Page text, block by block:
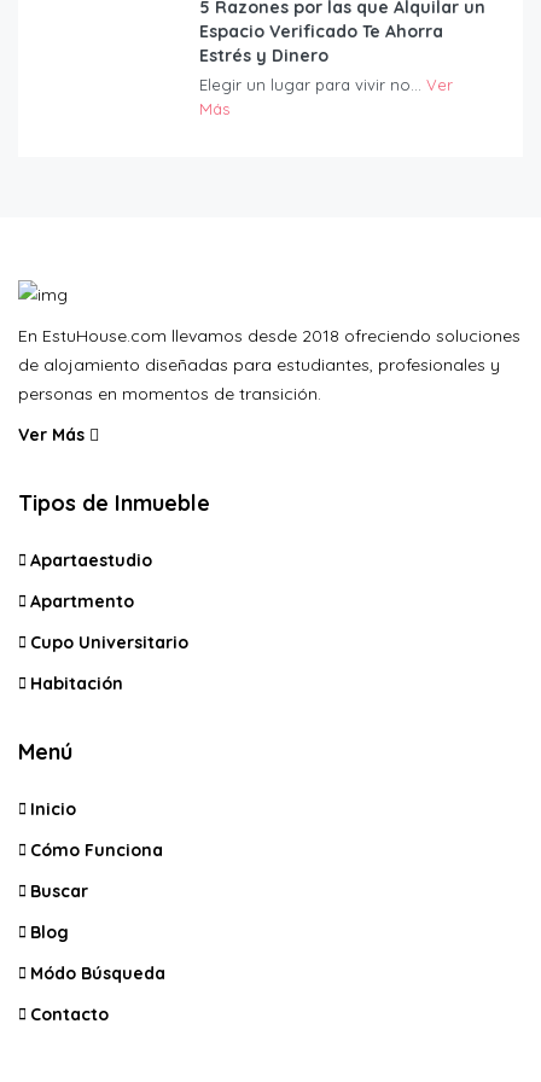
5 Razones por las que Alquilar un
Espacio Verificado Te Ahorra
Estrés y Dinero
Elegir un lugar para vivir no... Ver
Más
En EstuHouse.com llevamos desde 2018 ofreciendo soluciones
de alojamiento diseñadas para estudiantes, profesionales y
personas en momentos de transición.
Ver Más
Tipos de Inmueble
Apartaestudio
Apartmento
Cupo Universitario
Habitación
Menú
Inicio
Cómo Funciona
Buscar
Blog
Módo Búsqueda
Contacto